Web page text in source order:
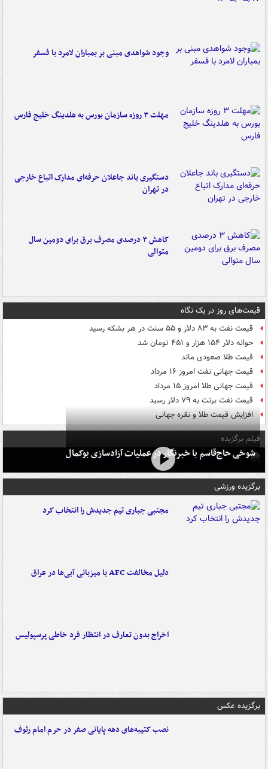
وجود شواهدی مبنی بر بمباران لامرد با فسفر
مهلت ۳ روزه سازمان بورس به هلدینگ خلیج فارس
دستگیری باند جاعلان حرفه‌ای مدارک اتباع خارجی
در تهران
کاهش ۳ درصدی مصرف برق برای دومین سال
متوالی
قیمت‌های روز در یک نگاه
قیمت نفت به ۸۳ دلار و ۵۵ سنت در هر بشکه رسید
حواله دلار ۱۵۴ هزار و ۴۵۱ تومان شد
قیمت طلا صعودی ماند
قیمت جهانی نفت امروز ۱۶ مرداد
قیمت جهانی طلا امروز ۱۵ مرداد
قیمت نفت برنت به ۷۹ دلار رسید
افزایش قیمت طلا و نقره جهانی
فیلم برگزیده
شوخی حاج‌قاسم با خبرنگار در عملیات آزادسازی بوکمال
برگزیده ورزشی
مجتبی جباری تیم جدیدش را انتخاب کرد
دلیل مخالفت AFC با میزبانی آبی‌ها در عراق
اخراج بدون تعارف در انتظار فرد خاطی پرسپولیس
برگزیده عکس
نصب کتیبه‌های دهه پایانی صفر در حرم امام رئوف